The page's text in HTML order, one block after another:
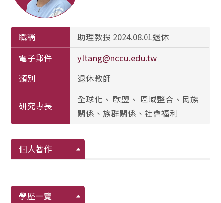
職稱
助理教授 2024.08.01退休
電子郵件
yltang@nccu.edu.tw
類別
退休教師
研究專長
全球化、 歐盟、 區域整合、民族
關係、族群關係、社會福利
個人著作
學歷一覽